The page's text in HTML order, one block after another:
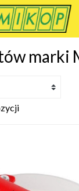
marki